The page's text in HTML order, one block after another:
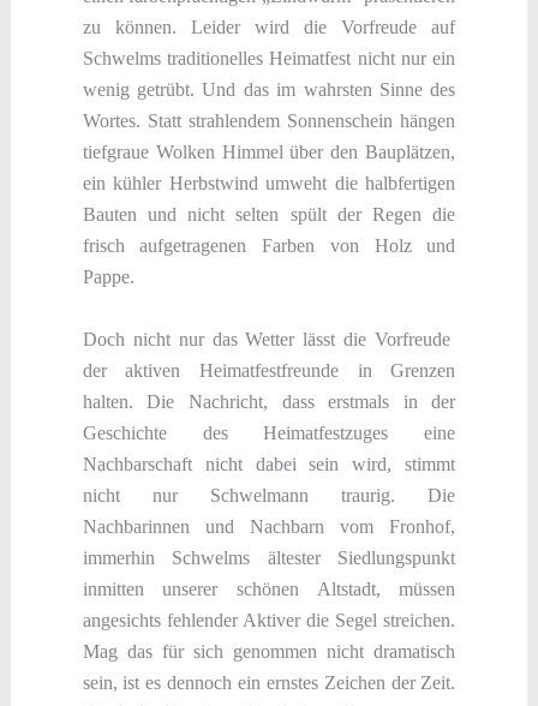
zu können. Leider wird die Vorfreude auf
Schwelms traditionelles Heimatfest nicht nur ein
wenig getrübt. Und das im wahrsten Sinne des
Wortes. Statt strahlendem Sonnenschein hängen
tiefgraue Wolken Himmel über den Bauplätzen,
ein kühler Herbstwind umweht die halbfertigen
Bauten und nicht selten spült der Regen die
frisch aufgetragenen Farben von Holz und
Pappe.
Doch nicht nur das Wetter lässt die Vorfreude
der aktiven Heimatfestfreunde in Grenzen
halten. Die Nachricht, dass erstmals in der
Geschichte des Heimatfestzuges eine
Nachbarschaft nicht dabei sein wird, stimmt
nicht nur Schwelmann traurig. Die
Nachbarinnen und Nachbarn vom Fronhof,
immerhin Schwelms ältester Siedlungspunkt
inmitten unserer schönen Altstadt, müssen
angesichts fehlender Aktiver die Segel streichen.
Mag das für sich genommen nicht dramatisch
sein, ist es dennoch ein ernstes Zeichen der Zeit.